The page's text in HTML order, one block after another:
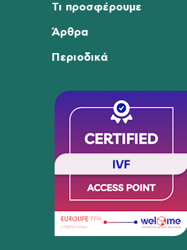
Τι προσφέρουμε
Άρθρα
Περιοδικά